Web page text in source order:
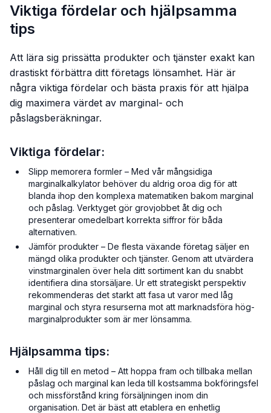
Viktiga fördelar och hjälpsamma
tips
Att lära sig prissätta produkter och tjänster exakt kan
drastiskt förbättra ditt företags lönsamhet. Här är
några viktiga fördelar och bästa praxis för att hjälpa
dig maximera värdet av marginal- och
påslagsberäkningar.
Viktiga fördelar:
Slipp memorera formler – Med vår mångsidiga
marginalkalkylator behöver du aldrig oroa dig för att
blanda ihop den komplexa matematiken bakom marginal
och påslag. Verktyget gör grovjobbet åt dig och
presenterar omedelbart korrekta siffror för båda
alternativen.
Jämför produkter – De flesta växande företag säljer en
mängd olika produkter och tjänster. Genom att utvärdera
vinstmarginalen över hela ditt sortiment kan du snabbt
identifiera dina storsäljare. Ur ett strategiskt perspektiv
rekommenderas det starkt att fasa ut varor med låg
marginal och styra resurserna mot att marknadsföra hög-
marginalprodukter som är mer lönsamma.
Hjälpsamma tips:
Håll dig till en metod – Att hoppa fram och tillbaka mellan
påslag och marginal kan leda till kostsamma bokföringsfel
och missförstånd kring försäljningen inom din
organisation. Det är bäst att etablera en enhetlig